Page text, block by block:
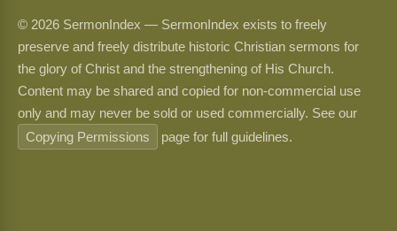
© 2026 SermonIndex — SermonIndex exists to freely
preserve and freely distribute historic Christian sermons for
the glory of Christ and the strengthening of His Church.
Content may be shared and copied for non-commercial use
only and may never be sold or used commercially. See our
Copying Permissions
page for full guidelines.